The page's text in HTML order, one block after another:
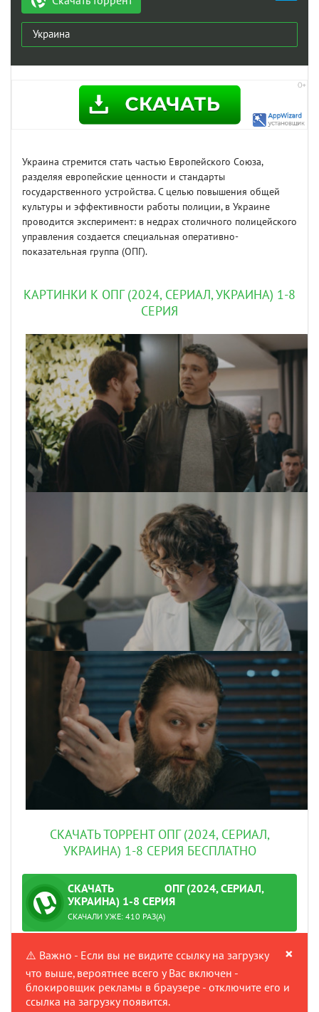
Украина
Украина стремится стать частью Европейского Союза,
разделяя европейские ценности и стандарты
государственного устройства. С целью повышения общей
культуры и эффективности работы полиции, в Украине
проводится эксперимент: в недрах столичного полицейского
управления создается специальная оперативно-
показательная группа (ОПГ).
КАРТИНКИ К ОПГ (2024, СЕРИАЛ, УКРАИНА) 1-8
СЕРИЯ
СКАЧАТЬ ТОРРЕНТ ОПГ (2024, СЕРИАЛ,
УКРАИНА) 1-8 СЕРИЯ БЕСПЛАТНО
СКАЧАТЬ
ТОРРЕНТ
ОПГ (2024, СЕРИАЛ,
УКРАИНА) 1-8 СЕРИЯ
ПРОВЕРЕНОСКАЧАЛИ УЖЕ: 410 РАЗ(А)
×
⚠️ Важно - Если вы не видите ссылку на загрузку
что выше, вероятнее всего у Вас включен -
блокировщик рекламы в браузере - отключите его и
ссылка на загрузку появится.